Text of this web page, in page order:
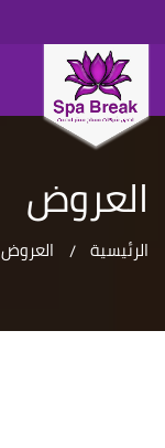
العروض
الرئيسية العروض